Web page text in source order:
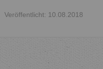
Veröffentlicht: 10.08.2018